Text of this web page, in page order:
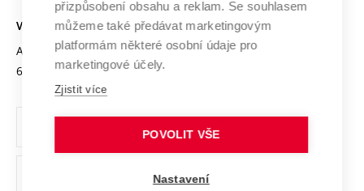
Projekty
Projekty ze strukturálních fondů
Specifický výzkum
Univerzitní sítě
Bezpečná univerzita
Vyznamenání
Organizační struktura
Ochrana osobních údajů
VYSOKÉ UČENÍ TECHNICKÉ V BRNĚ
Antonínská 548/1
602 00 Brno
www.vut.cz
vut@vutbr.cz
přizpůsobení obsahu a reklam. Se souhlasem
můžeme také předávat marketingovým
platformám některé osobní údaje pro
marketingové účely.
Zjistit více
POVOLIT VŠE
Nastavení